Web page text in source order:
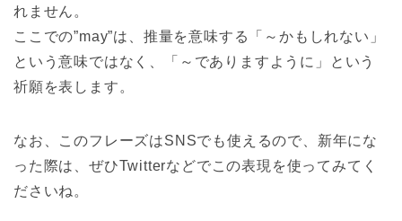
れません。
ここでの”may”は、推量を意味する「～かもしれない」
という意味ではなく、「～でありますように」という
祈願を表します。
なお、このフレーズはSNSでも使えるので、新年にな
った際は、ぜひTwitterなどでこの表現を使ってみてく
ださいね。